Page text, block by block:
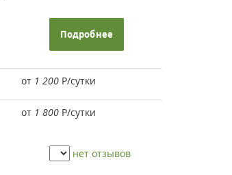
Подробнее
от 1 200 Р/сутки
от 1 800 Р/сутки
нет отзывов